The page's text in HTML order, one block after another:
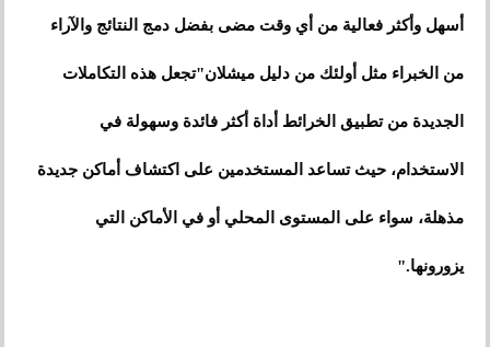
أسهل وأكثر فعالية من أي وقت مضى بفضل دمج النتائج والآراء
من الخبراء مثل أولئك من دليل ميشلان"تجعل هذه التكاملات
الجديدة من تطبيق الخرائط أداة أكثر فائدة وسهولة في
الاستخدام، حيث تساعد المستخدمين على اكتشاف أماكن جديدة
مذهلة، سواء على المستوى المحلي أو في الأماكن التي
يزورونها."